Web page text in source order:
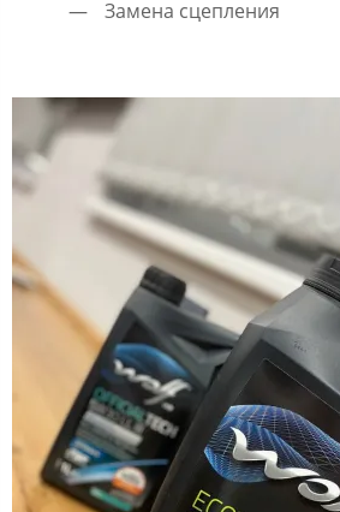
Замена сцепления